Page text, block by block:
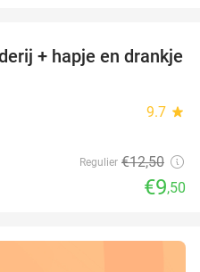
24%
+ hapje en drankje
9.7 star
Regulier €12,50
€9,50